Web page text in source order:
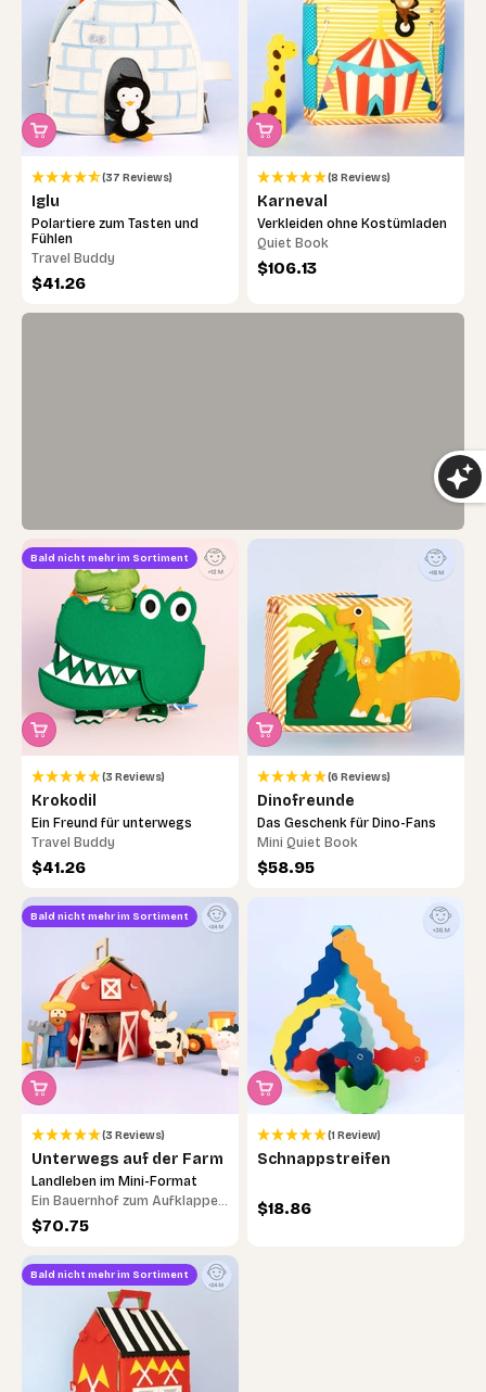
(37 Reviews)
Iglu
Polartiere zum Tasten und
Fühlen
Travel Buddy
Angebot
$41.26
(8 Reviews)
Karneval
Verkleiden ohne Kostümladen
Quiet Book
Angebot
$106.13
Visuelle Frühförderung
Starke Schwarz-Weiß-Kontraste fördern die
Sehfähigkeit und helfen Babys, Formen und
Bald nicht mehr im Sortiment
(3 Reviews)
Krokodil
Ein Freund für unterwegs
Travel Buddy
Angebot
$41.26
(6 Reviews)
Dinofreunde
Das Geschenk für Dino-Fans
Mini Quiet Book
Angebot
$58.95
Bald nicht mehr im Sortiment
(3 Reviews)
Unterwegs auf der Farm
Landleben im Mini-Format
Ein Bauernhof zum Aufklappen
– erlebe spannende
Abenteuer!
Angebot
$70.75
(1 Review)
Schnappstreifen
Angebot
$18.86
Bald nicht mehr im Sortiment